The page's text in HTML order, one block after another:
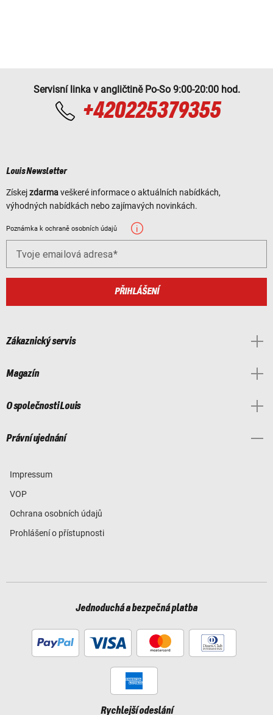
Servisní linka v angličtině Po-So 9:00-20:00 hod.
+420225379355
Louis Newsletter
Získejzdarmaveškeré informace o aktuálních nabídkách,
výhodných nabídkách nebo zajímavých novinkách.
Poznámka k ochraně osobních údajů
Tvoje emailová adresa
PŘIHLÁŠENÍ
Zákaznický servis
Magazín
O společnosti Louis
Právní ujednání
Impressum
VOP
Ochrana osobních údajů
Prohlášení o přístupnosti
Jednoduchá a bezpečná platba
Rychlejší odeslání